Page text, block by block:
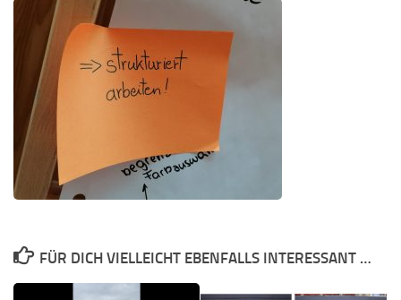
FÜR DICH VIELLEICHT EBENFALLS INTERESSANT …